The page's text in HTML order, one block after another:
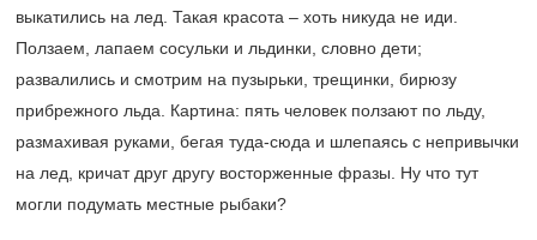
выкатились на лед. Такая красота – хоть никуда не иди.
Ползаем, лапаем сосульки и льдинки, словно дети;
развалились и смотрим на пузырьки, трещинки, бирюзу
прибрежного льда. Картина: пять человек ползают по льду,
размахивая руками, бегая туда-сюда и шлепаясь с непривычки
на лед, кричат друг другу восторженные фразы. Ну что тут
могли подумать местные рыбаки?